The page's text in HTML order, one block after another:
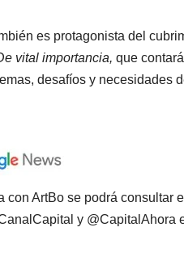
es protagonista del
vital importancia, que
desafíos y necesidades
con ArtBo se podrá consultar
y @CapitalAhora